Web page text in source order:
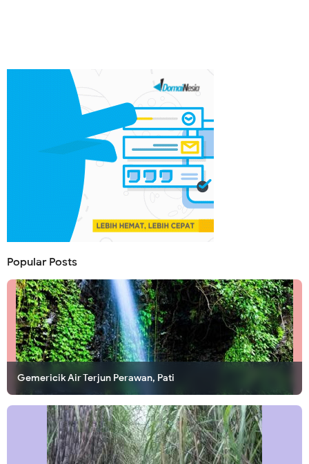
Popular Posts
Gemericik Air Terjun Perawan, Pati